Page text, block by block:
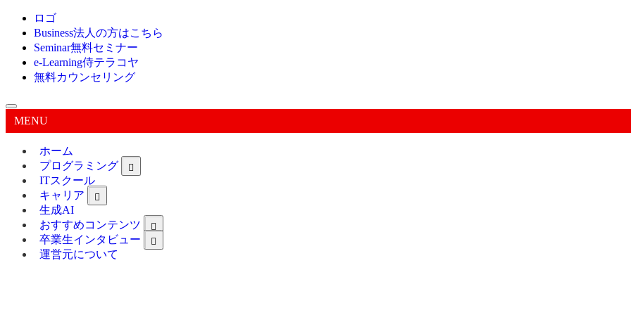
ロゴ
Business法人の方はこちら
Seminar無料セミナー
e-Learning侍テラコヤ
無料カウンセリング
MENU
ホーム
プログラミング
ITスクール
キャリア
生成AI
おすすめコンテンツ
卒業生インタビュー
運営元について